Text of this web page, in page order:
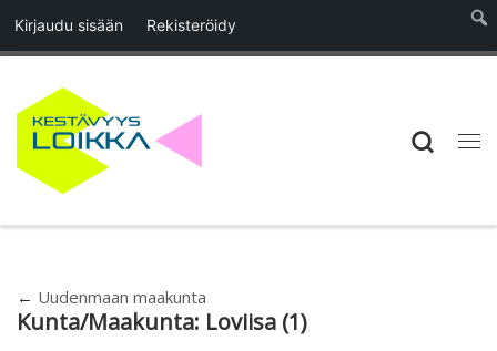
Kirjaudu sisään Rekisteröidy
Skip to content
← Uudenmaan maakunta
Kunta/Maakunta: Loviisa (1)